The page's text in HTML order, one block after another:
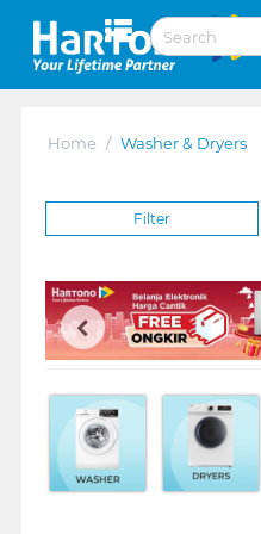
Home / Washer & Dryers
Filter